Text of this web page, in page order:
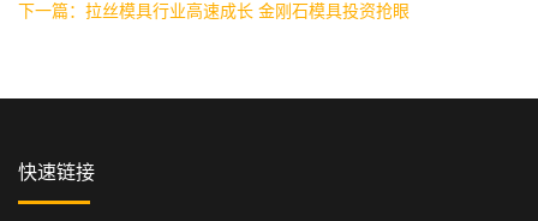
下一篇：拉丝模具行业高速成长 金刚石模具投资抢眼
快速链接